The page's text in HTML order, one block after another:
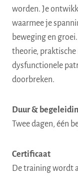
worden. Je
waarmee je
beweging en
theorie,
dysfunctionele
doorbreken.
Duur&
Twee dagen, één
Certificaat
De training wordt